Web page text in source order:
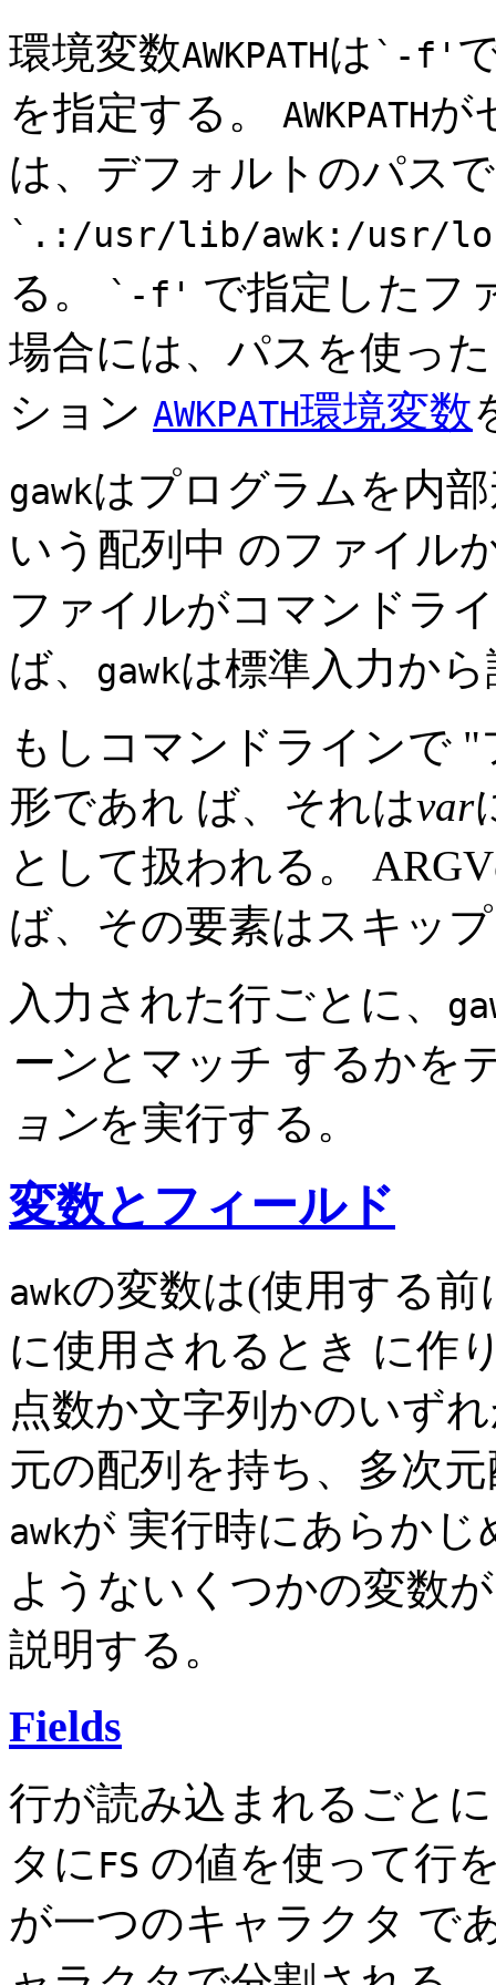
環境変数AWKPATHは `-f'
を指定する。
AWKPATHが
は、デフォルトのパス
`.:/usr/lib/awk:/usr/
る。 `-f' で指定したフ
場合には、パスを使っ
ション AWKPATH環境変数
gawkはプログラムを内
いう配列中 のファイル
ファイルがコマンドラ
ば、
gawkは標準入力か
もしコマンドラインで
形であれ ば、それはvar
として扱われる。
ば、その要素はスキッ
入力された行ごとに、
ーンとマッチ するかを
ョンを実行する。
変数とフィールド
awkの変数は(使用する
に使用されるとき に作
点数か文字列かのいず
元の配列を持ち、多次
awkが 実行時にあらか
ようないくつかの変数
説明する。
Fields
行が読み込まれるごと
タにFS の値を使って行
が一つのキャラクタ で